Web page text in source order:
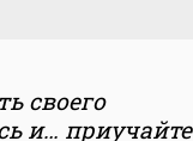
своего
и… приучайте